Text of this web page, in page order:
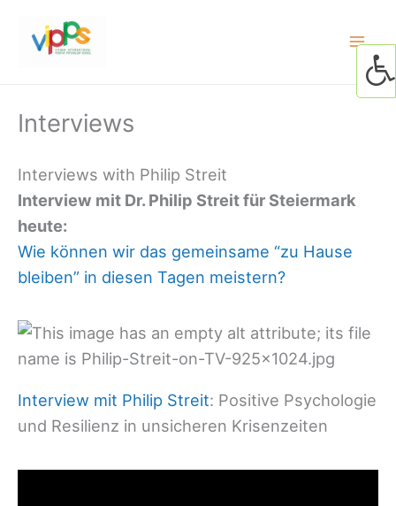
Interviews
Interviews with Philip Streit
Interview mit Dr. Philip Streit für Steiermark
heute:
Wie können wir das gemeinsame “zu Hause
bleiben” in diesen Tagen meistern?
Interview mit Philip Streit: Positive Psychologie
und Resilienz in unsicheren Krisenzeiten